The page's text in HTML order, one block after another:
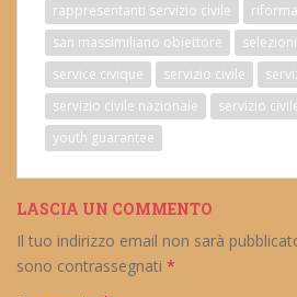
rappresentanti servizio civile
san massimiliano obiettore
service civique
servizio civile
servizio civile nazionale
servizio
youth guarantee
LASCIA UN COMMENTO
Il tuo indirizzo email non sarà
sono contrassegnati *